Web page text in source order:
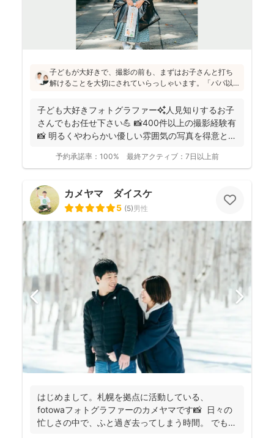
子どもが大好きで、撮影の前も、まずはお子さんと打ち
解けることを大切にされていらっしゃいます。「パパ以
た！」というお声も！明るく優しい雰囲気の仕上がりの
写真をお求めの方にはぜひおすすめです♪
子ども大好きフォトグラファー✨人見知りするお子
さんでもお任せ下さい💪 📸400件以上の撮影経験有
📸 明るくやわらかい優しい雰囲気の写真を得意とし
予約承諾率： 100% 最終アクティブ： 7日以上前
カメヤマ ダイスケ
5 (5)男性
はじめまして。札幌を拠点に活動している、
fotowaフォトグラファーのカメヤマです📸 日々の
忙しさの中で、ふと過ぎ去ってしまう時間。 でもそ